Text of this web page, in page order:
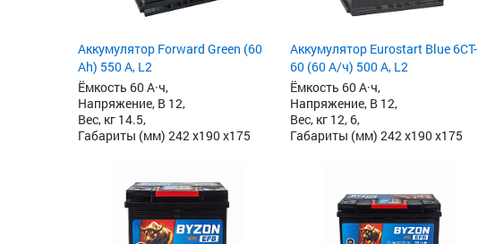
Аккумулятор Forward Green (60
Ah) 550 А, L2
Ёмкость 60 А·ч,
Напряжение, В 12,
Вес, кг 14.5,
Габариты (мм) 242 x190 x175
Аккумулятор Eurostart Blue 6CT-
60 (60 А/ч) 500 А, L2
Ёмкость 60 А·ч,
Напряжение, В 12,
Вес, кг 12, 6,
Габариты (мм) 242 x190 x175